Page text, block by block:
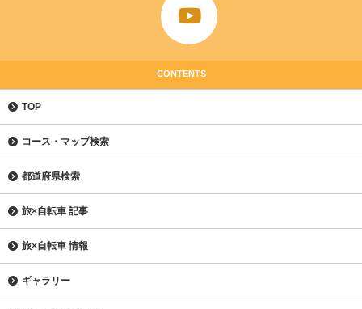
CONTENTS
TOP
コース・マップ検索
都道府県検索
旅×自転車 記事
旅×自転車 情報
ギャラリー